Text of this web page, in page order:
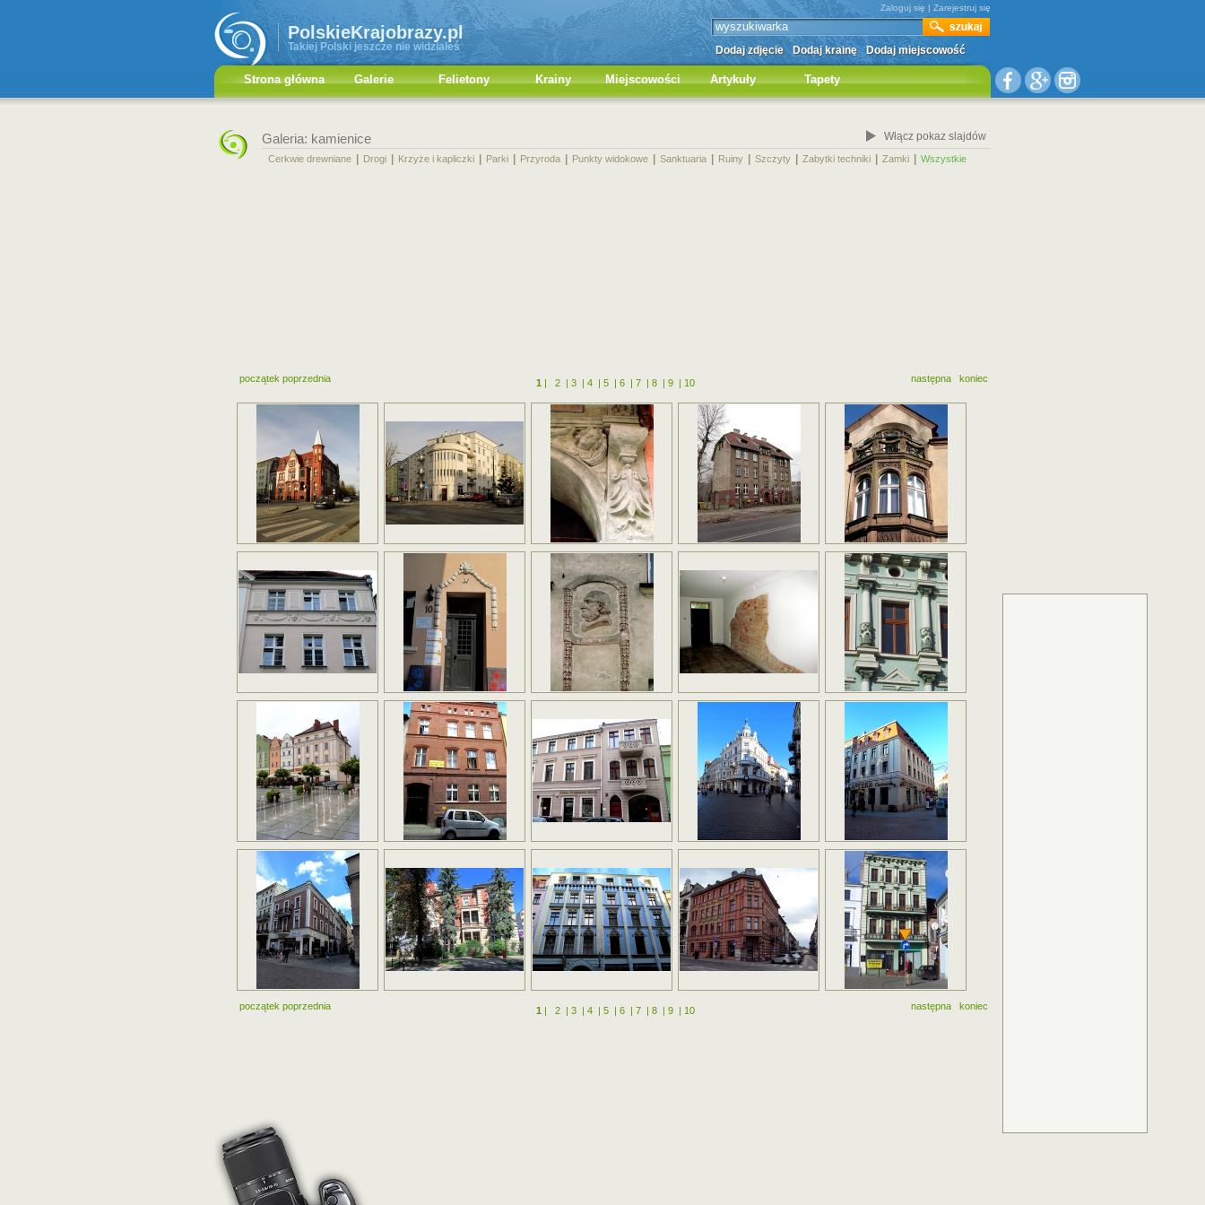
PolskieKrajobrazy.pl
Takiej Polski jeszcze nie widziałeś
Zaloguj się | Zarejestruj się
Dodaj zdjęcie Dodaj krainę Dodaj miejscowość
Strona główna Galerie Felietony Krainy Miejscowości Artykuły Tapety
Galeria: kamienice Włącz pokaz slajdów
Cerkwie drewniane Drogi Krzyże i kapliczki Parki Przyroda Punkty widokowe Sanktuaria Ruiny Szczyty Zabytki techniki Zamki Wszystkie
następna koniec
początek poprzednia 1| 2 | 3 | 4 | 5 | 6 | 7 | 8 | 9 | 10
następna koniec
początek poprzednia 1| 2 | 3 | 4 | 5 | 6 | 7 | 8 | 9 | 10